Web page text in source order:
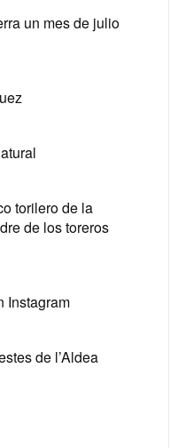
un mes de julio
torilero de la
de los toreros
Instagram
de l’Aldea